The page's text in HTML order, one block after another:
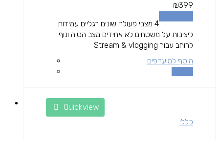
₪399
4 מצבי פעולה שונים רגליים עמידות
ליציבות על משטחים לא אחידים מצב הטיה ונוף
לרוחב עבור Stream & vlogging
הוסף למועדפים
Quickview
כללי